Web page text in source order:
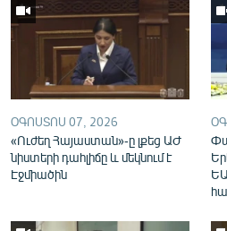
ՕԳՈՍՏՈՍ 07, 2026
«Ուժեղ Հայաստան»-ը լքեց ԱԺ
նիստերի դահլիճը և մեկնում է
Էջմիածին